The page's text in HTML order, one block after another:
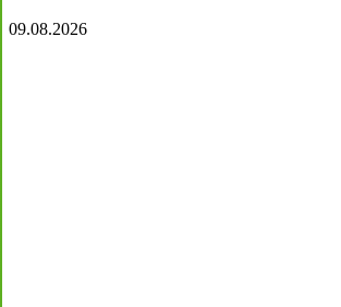
09.08.2026